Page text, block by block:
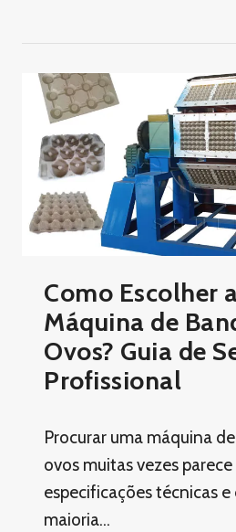
Como Escolher
Máquina de
Ovos? Guia de
Profissional
Procurar uma máquina
ovos muitas vezes
especificações técnicas
maioria…